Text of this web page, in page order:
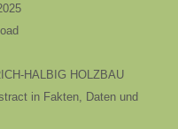
HALBIG HOLZBAU
in Fakten, Daten und